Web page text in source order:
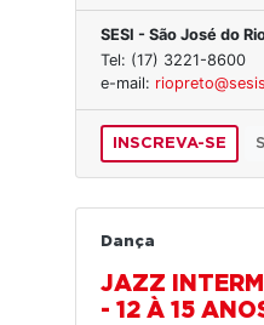
SESI - São José do
Tel: (17) 3221-8600
e-mail:
INSCREVA-SE
Dança
JAZZ
- 12 À 15